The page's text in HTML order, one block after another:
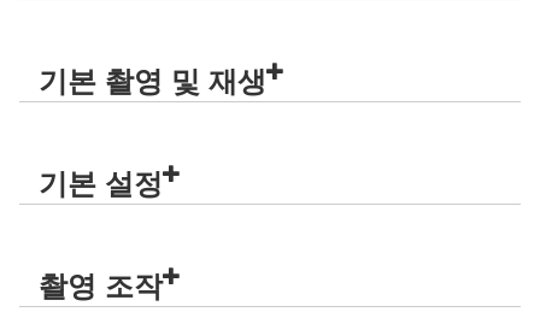
기본 촬영 및 재생
기본 설정
촬영 조작